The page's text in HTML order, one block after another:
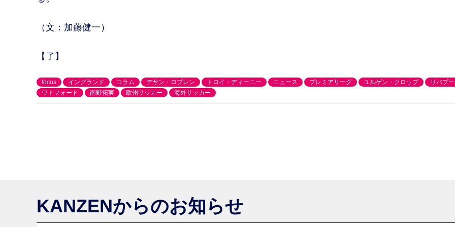
（文：加藤健一）
【了】
focus イングランド コラム デヤン・ロブレン トロイ・ディーニー ニュース プレミアリーグ ユルゲン・クロップ
リバプ
ワトフォード
南野拓実 欧州サッカー 海外サッカー
KANZENからのお知らせ